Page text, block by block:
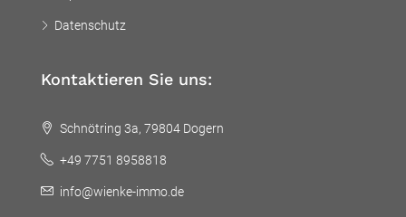
Datenschutz
Kontaktieren Sie uns:
Schnötring 3a, 79804 Dogern
+49 7751 8958818
info@wienke-immo.de